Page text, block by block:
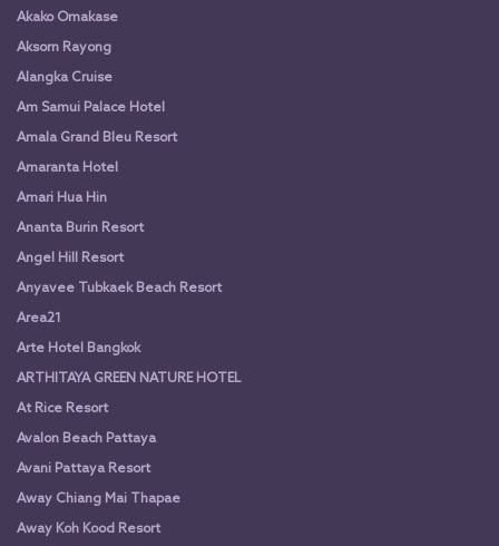
Akako Omakase
Aksorn Rayong
Alangka Cruise
Am Samui Palace Hotel
Amala Grand Bleu Resort
Amaranta Hotel
Amari Hua Hin
Ananta Burin Resort
Angel Hill Resort
Anyavee Tubkaek Beach Resort
Area21
Arte Hotel Bangkok
ARTHITAYA GREEN NATURE HOTEL
At Rice Resort
Avalon Beach Pattaya
Avani Pattaya Resort
Away Chiang Mai Thapae
Away Koh Kood Resort